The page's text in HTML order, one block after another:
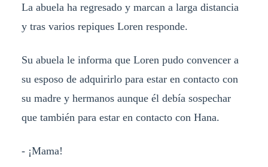
La abuela ha regresado y marcan a larga distancia
y tras varios repiques Loren responde.
Su abuela le informa que Loren pudo convencer a
su esposo de adquirirlo para estar en contacto con
su madre y hermanos aunque él debía sospechar
que también para estar en contacto con Hana.
- ¡Mama!